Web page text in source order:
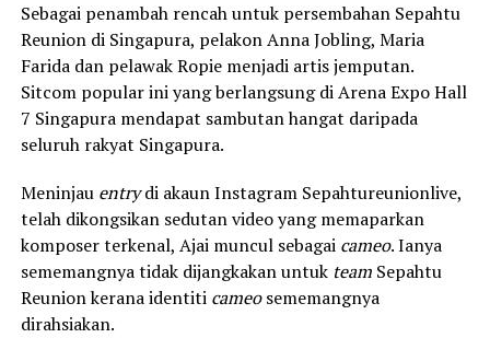
Sebagai penambah rencah untuk persembahan Sepahtu
Reunion di Singapura, pelakon Anna Jobling, Maria
Farida dan pelawak Ropie menjadi artis jemputan.
Sitcom popular ini yang berlangsung di Arena Expo Hall
7 Singapura mendapat sambutan hangat daripada
seluruh rakyat Singapura.
Meninjau entrydi akaun Instagram Sepahtureunionlive,
telah dikongsikan sedutan video yang memaparkan
komposer terkenal, Ajai muncul sebagai cameo. Ianya
sememangnya tidak dijangkakan untuk teamSepahtu
Reunion kerana identiti cameosememangnya
dirahsiakan.